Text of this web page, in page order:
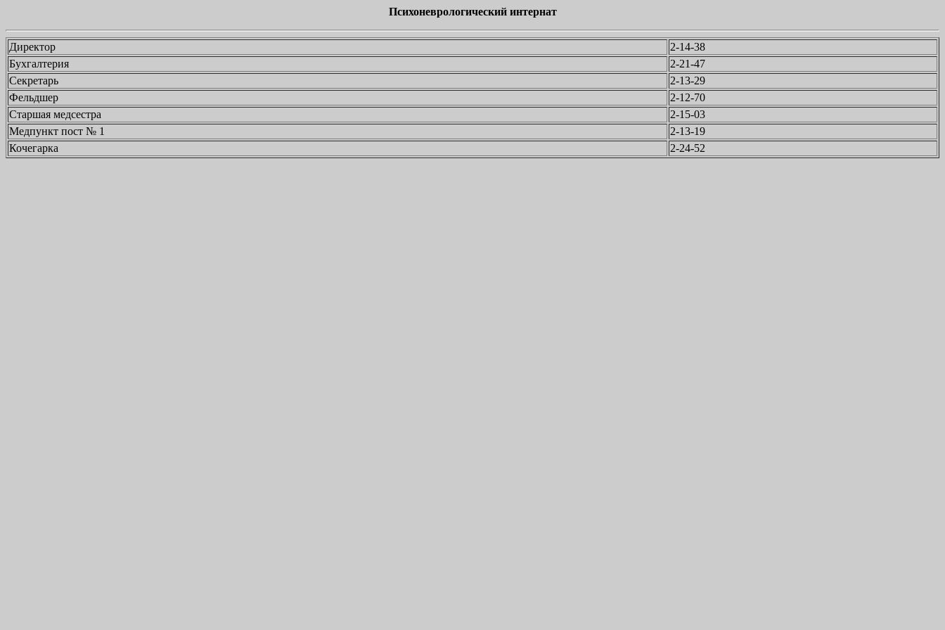
Психоневрологический интернат
Директор
2-14-38
Бухгалтерия
2-21-47
Секретарь
2-13-29
Фельдшер
2-12-70
Старшая медсестра
2-15-03
Медпункт пост № 1
2-13-19
Кочегарка
2-24-52